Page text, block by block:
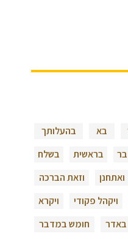
בא
בהעלותך
בראשית
בשלח
ואתחנן
וזאת הברכה
ויקהל פקודי
ויקרא
באדר
חומש במדבר